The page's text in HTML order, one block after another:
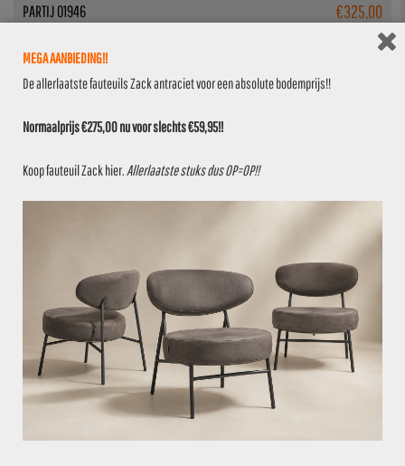
€325,00
1 stuk op voorraad
PARTIJ 01946
VOEG TOE AAN OFFERTE
€350,00
1 stuk op voorraad
PARTIJ 01384
MEGA AANBIEDING!!
De allerlaatste fauteuils Zack antraciet voor een absolute bodemprijs!!
Normaalprijs €275,00 nu voor slechts €59,95!!
Koop fauteuil Zackhier Allerlaatste stuks dus OP=OP!!